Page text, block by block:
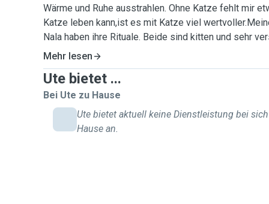
Wärme und Ruhe ausstrahlen. Ohne Katze fehlt mir
Katze leben kann,ist es mit Katze viel
Nala haben ihre Rituale. Beide sind kitten und sehr
anderen Katzenbesitzern helfen und Ihre Katzen
liebevoll und gewissenhaft betreuen. Katzen bleiben
gewohnten Umgebung- Da ich aus eigener Erfahrung
geeignete Personen für die Betreuung zu finden,
Betreuung an. Ich kümmere mich liebevoll um Ihre
nur das Futter bereit stellen und das Katzenklo
Bedarf ( so weit sie es zulässt ) gerne streicheln
Zeitrahmen bestimmt die Katze.Mindestens 30
verbringen. Auch Blumen gießen würde ich
Erzieherin im Kindergarten, in dem ich die Kleinen
Mehr lesen
Ute bietet ...
Bei Ute zu Hause
Ute bietet aktuell keine Dienstleistung bei
Hause an.